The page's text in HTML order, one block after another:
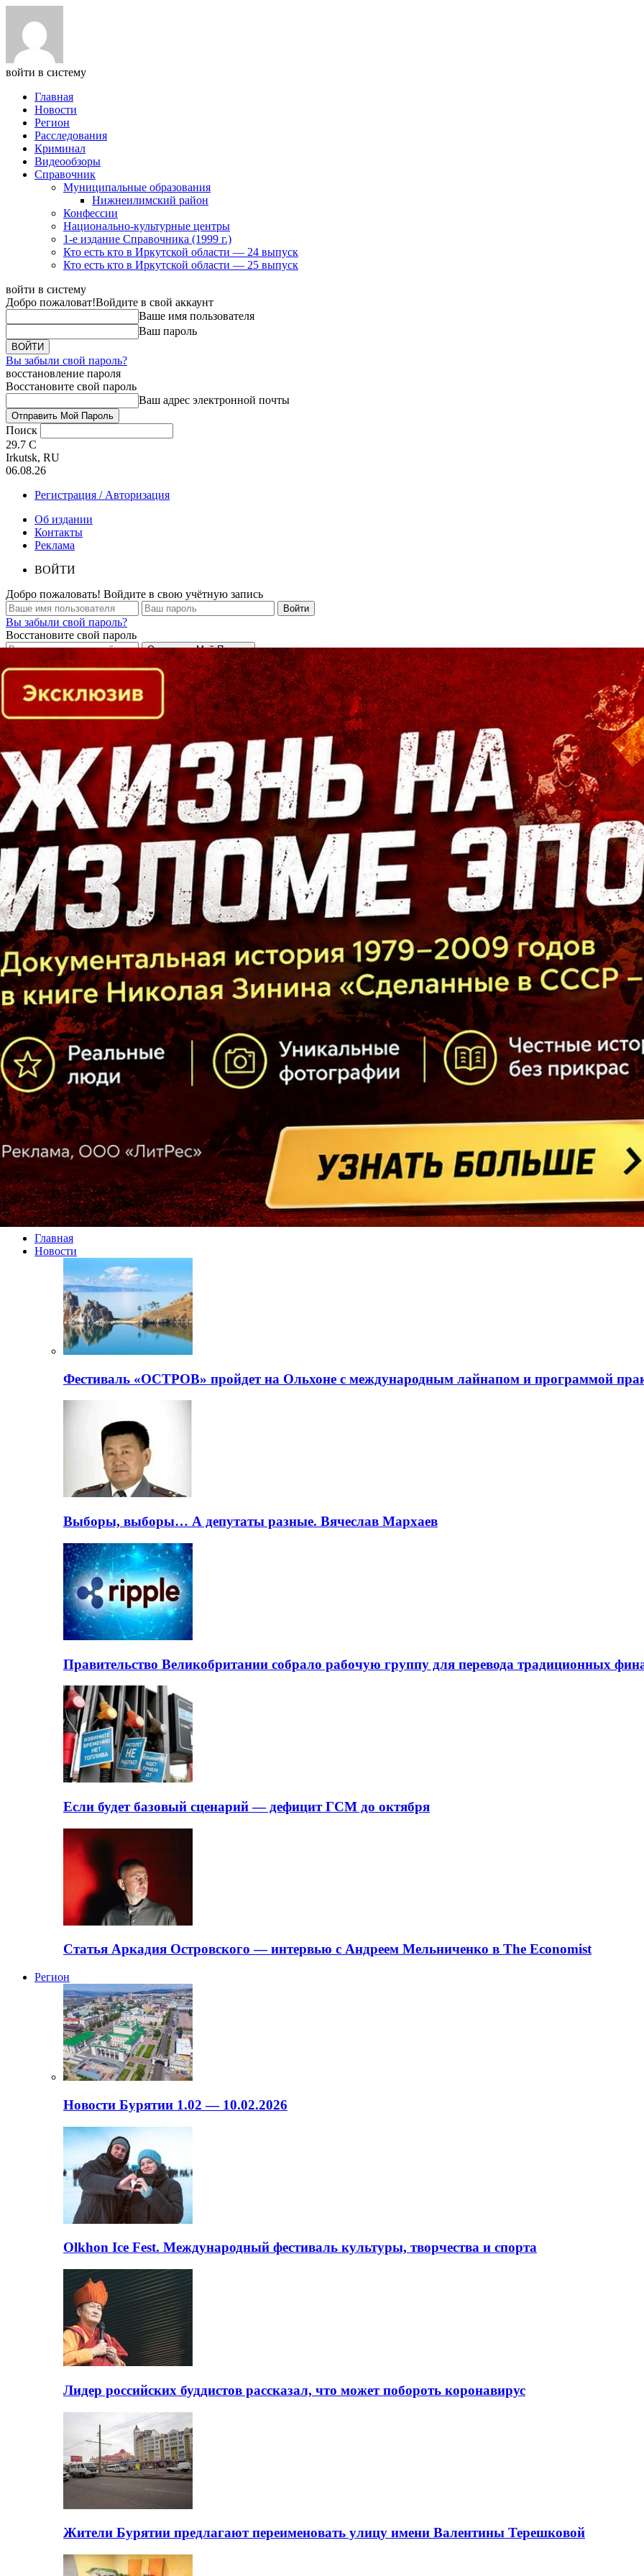
войти в систему
Главная
Новости
Регион
Расследования
Криминал
Видеообзоры
Справочник
Муниципальные образования
Нижнеилимский район
Конфессии
Национально-культурные центры
1-е издание Справочника (1999 г.)
Кто есть кто в Иркутской области — 24 выпуск
Кто есть кто в Иркутской области — 25 выпуск
войти в систему
Добро пожаловат!Войдите в свой аккаунт
Ваше имя пользователя
Ваш пароль
Вы забыли свой пароль?
восстановление пароля
Восстановите свой пароль
Ваш адрес электронной почты
Поиск
29.7 C
Irkutsk, RU
06.08.26
Регистрация / Авторизация
Об издании
Контакты
Реклама
ВОЙТИ
Добро пожаловать! Войдите в свою учётную запись
Вы забыли свой пароль?
Восстановите свой пароль
Кто есть кто в Байкальском регионе
Главная
Новости
Фестиваль «ОСТРОВ» пройдет на Ольхоне с международным лайнапом и программой
Выборы, выборы… А депутаты разные. Вячеслав Мархаев
Правительство Великобритании собрало рабочую группу для перевода традиционных
Если будет базовый сценарий — дефицит ГСМ до октября
Статья Аркадия Островского — интервью с Андреем Мельниченко в The Economist
Регион
Новости Бурятии 1.02 — 10.02.2026
Olkhon Ice Fest. Международный фестиваль культуры, творчества и спорта
Лидер российских буддистов рассказал, что может побороть коронавирус
Жители Бурятии предлагают переименовать улицу имени Валентины Терешковой